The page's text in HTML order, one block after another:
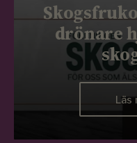
drönare
Läs